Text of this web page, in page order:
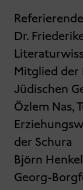
Dr.
Mitglied der
Jüdischen
Özlem Nas,
der Schura
Björn
Georg-